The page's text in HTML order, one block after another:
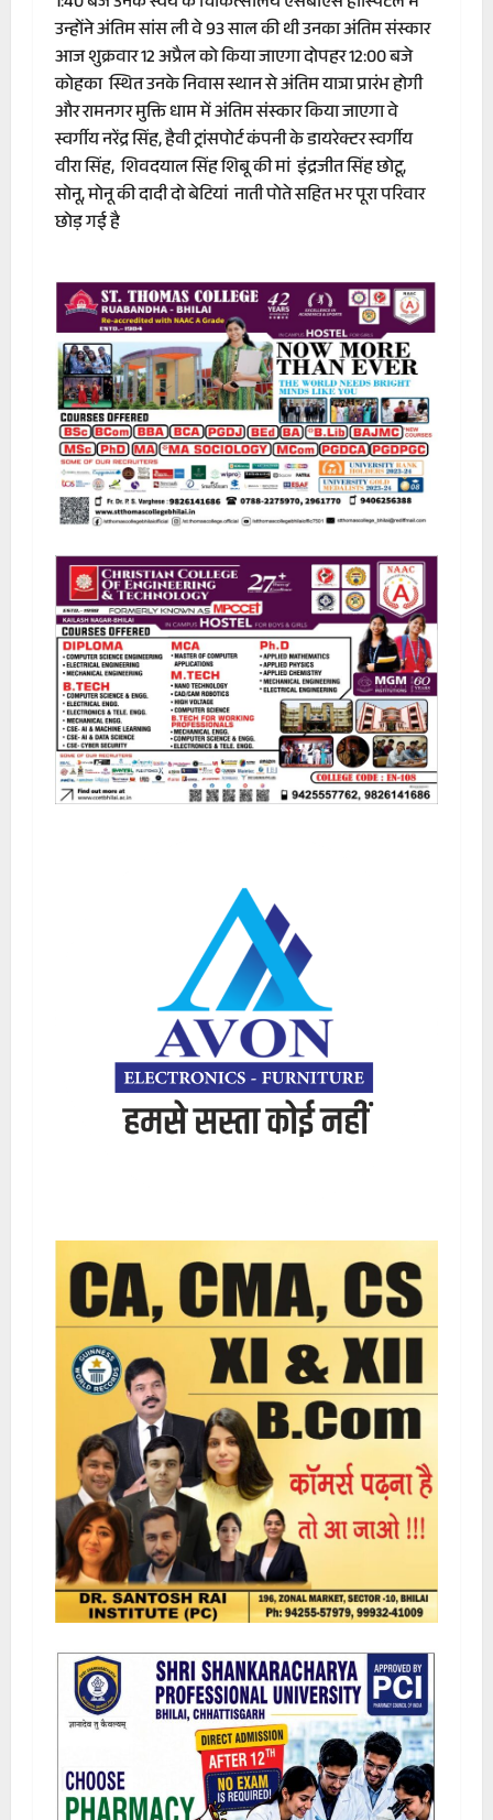
उन्होंने अंतिम सांस ली वे 93 साल की थी उनका अंतिम संस्कार
आज शुक्रवार 12 अप्रैल को किया जाएगा दोपहर 12:00 बजे
कोहका स्थित उनके निवास स्थान से अंतिम यात्रा प्रारंभ होगी
और रामनगर मुक्ति धाम में अंतिम संस्कार किया जाएगा वे
स्वर्गीय नरेंद्र सिंह, हैवी ट्रांसपोर्ट कंपनी के डायरेक्टर स्वर्गीय
वीरा सिंह, शिवदयाल सिंह शिबू की मां इंद्रजीत सिंह छोटू,
सोनू, मोनू की दादी दो बेटियां नाती पोते सहित भर पूरा परिवार
छोड़ गई है